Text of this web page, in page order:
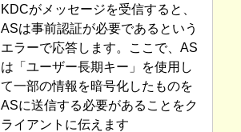
KDCがメッセージを受信すると、
ASは事前認証が必要であるという
エラーで応答します。ここで、AS
は「ユーザー長期キー」を使用し
て一部の情報を暗号化したものを
ASに送信する必要があることをク
ライアントに伝えます